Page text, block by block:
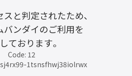
と判定されたため、
バンダイのご利用を
ております。
Code: 12
1tsnsfhwj38iolrwx